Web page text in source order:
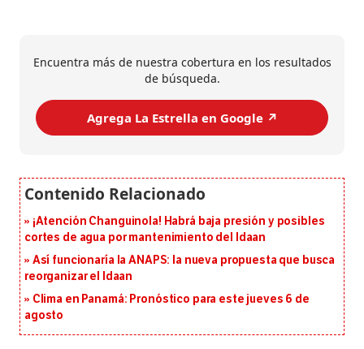
Encuentra más de nuestra cobertura en los resultados
de búsqueda.
Agrega La Estrella en Google ↗️
¡Atención Changuinola! Habrá baja presión y posibles
cortes de agua por mantenimiento del Idaan
Así funcionaría la ANAPS: la nueva propuesta que busca
reorganizar el Idaan
Clima en Panamá: Pronóstico para este jueves 6 de
agosto